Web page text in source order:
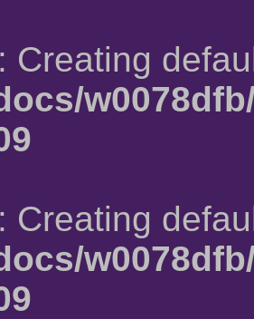
: Creating
: Creating